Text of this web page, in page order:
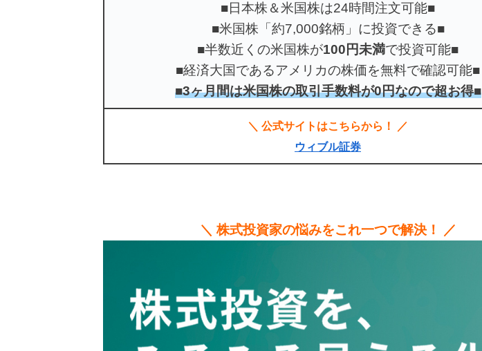
■日本株＆米国株は24時間注文可能■
■米国株「約7,000銘柄」に投資できる■
■半数近くの米国株が100円未満で投資可能■
■経済大国であるアメリカの株価を無料で確認可能■
■3ヶ月間は米国株の取引手数料が0円なので超お得■
＼ 公式サイトはこちらから！ ／
ウィブル証券
＼ 株式投資家の悩みをこれ一つで解決！ ／